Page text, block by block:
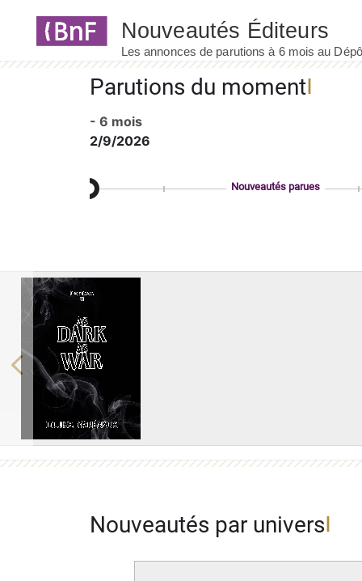
Parutions du moment
- 6 mois
2/9/2026
Nouveautés parues
Previous
Nouveautés par univers